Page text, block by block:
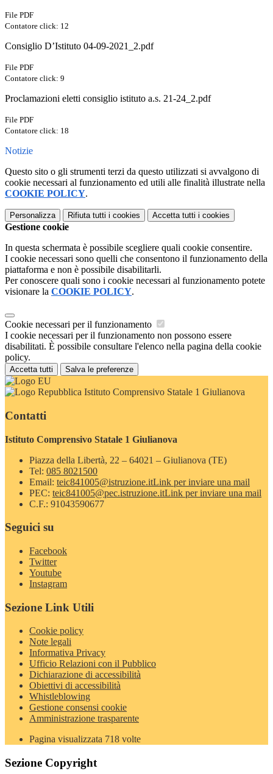
File PDF
Contatore click: 12
Consiglio D’Istituto 04-09-2021_2.pdf
File PDF
Contatore click: 9
Proclamazioni eletti consiglio istituto a.s. 21-24_2.pdf
File PDF
Contatore click: 18
Notizie
Questo sito o gli strumenti terzi da questo utilizzati si avvalgono di
cookie necessari al funzionamento ed utili alle finalità illustrate nella
COOKIE POLICY.
Personalizza Rifiuta tutti i cookies Accetta tutti i cookies
Gestione cookie
In questa schermata è possibile scegliere quali cookie consentire.
I cookie necessari sono quelli che consentono il funzionamento della
piattaforma e non è possibile disabilitarli.
Per conoscere quali sono i cookie necessari al funzionamento potete
visionare la COOKIE POLICY.
Cookie necessari per il funzionamento
I cookie necessari per il funzionamento non possono essere
disabilitati. È possibile consultare l'elenco nella pagina della cookie
policy.
Accetta tutti Salva le preferenze
Istituto Comprensivo Statale 1 Giulianova
Contatti
Istituto Comprensivo Statale 1 Giulianova
Piazza della Libertà, 22 – 64021 – Giulianova (TE)
Tel: 085 8021500
Email: teic841005@istruzione.itLink per inviare una mail
PEC: teic841005@pec.istruzione.itLink per inviare una mail
C.F.: 91043590677
Seguici su
Facebook
Twitter
Youtube
Instagram
Sezione Link Utili
Cookie policy
Note legali
Informativa Privacy
Ufficio Relazioni con il Pubblico
Dichiarazione di accessibilità
Obiettivi di accessibilità
Whistleblowing
Gestione consensi cookie
Amministrazione trasparente
Pagina visualizzata 718 volte
Sezione Copyright